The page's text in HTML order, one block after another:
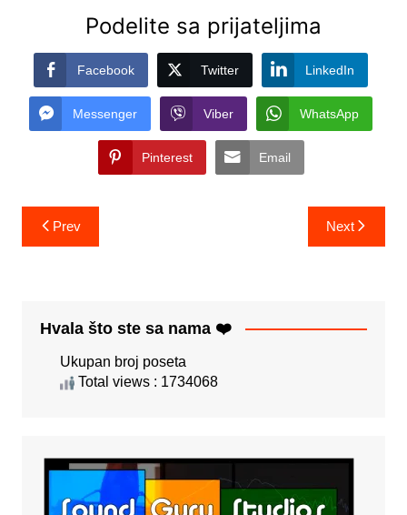
Podelite sa prijateljima
Facebook Twitter LinkedIn
Messenger Viber WhatsApp
Pinterest Email
Post
navigation
Prev Next
Hvala što ste sa nama ❤️
Ukupan broj poseta
Total views : 1734068